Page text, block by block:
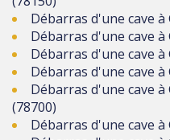
Débarras d'une cave à
Débarras d'une cave à
Débarras d'une cave à
Débarras d'une cave à
Débarras d'une cave
(78700)
Débarras d'une cave